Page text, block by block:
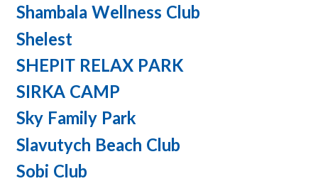
Shambala Wellness Club
Shelest
SHEPIT RELAX PARK
SIRKA CAMP
Sky Family Park
Slavutych Beach Club
Sobi Club